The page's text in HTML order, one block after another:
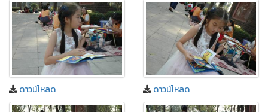
ดาวน์โหลด ดาวน์โหลด